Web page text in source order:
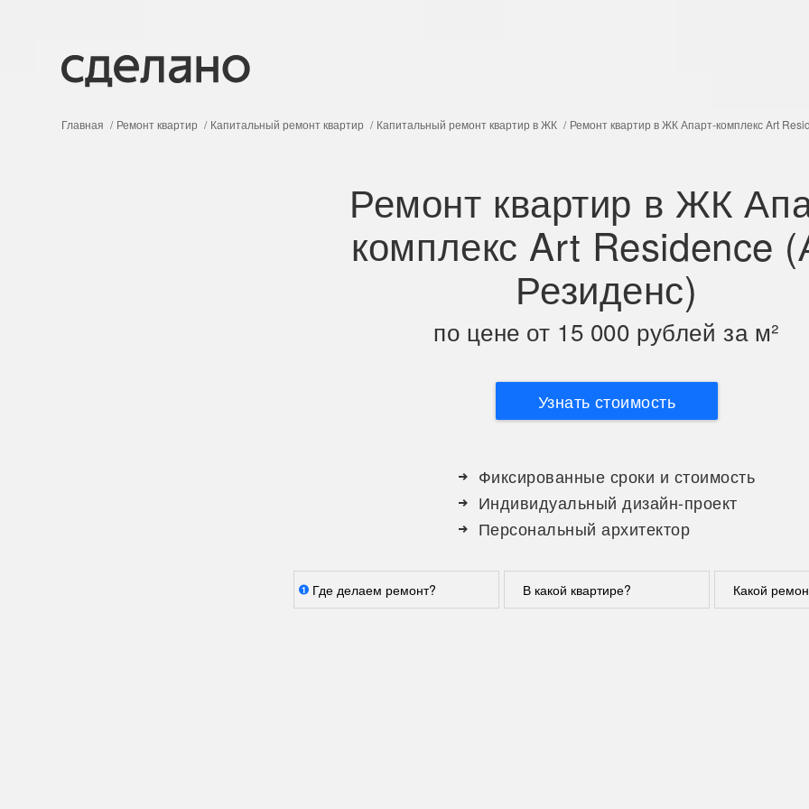
Главная Ремонт квартир Капитальный ремонт квартир Капитальный ремонт квартир в ЖК Ремонт квартир в ЖК Апарт-комплекс Art
Ремонт квартир в ЖК
комплекс Art Residence
Резиденс)
по цене от 15 000 рублей за м²
Узнать стоимость
Фиксированные сроки и стоимость
Индивидуальный дизайн-проект
Персональный архитектор
Где делаем ремонт?
1 В какой квартире? Какой